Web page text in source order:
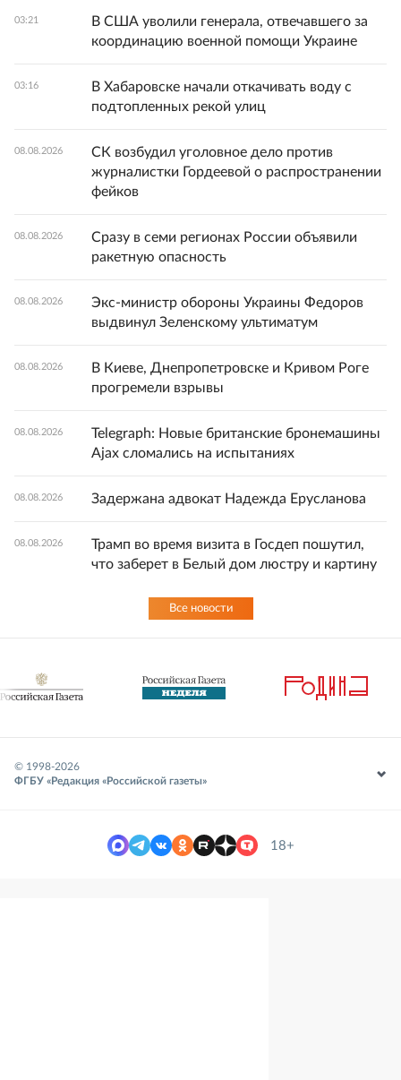
03:21
В США уволили генерала, отвечавшего за
координацию военной помощи Украине
03:16
В Хабаровске начали откачивать воду с
подтопленных рекой улиц
08.08.2026
СК возбудил уголовное дело против
журналистки Гордеевой о распространении
фейков
08.08.2026
Сразу в семи регионах России объявили
ракетную опасность
08.08.2026
Экс-министр обороны Украины Федоров
выдвинул Зеленскому ультиматум
08.08.2026
В Киеве, Днепропетровске и Кривом Роге
прогремели взрывы
08.08.2026
Telegraph: Новые британские бронемашины
Ajax сломались на испытаниях
08.08.2026 Задержана адвокат Надежда Ерусланова
08.08.2026
Трамп во время визита в Госдеп пошутил,
что заберет в Белый дом люстру и картину
Все новости
© 1998-2026
ФГБУ «Редакция «Российской газеты»
18+